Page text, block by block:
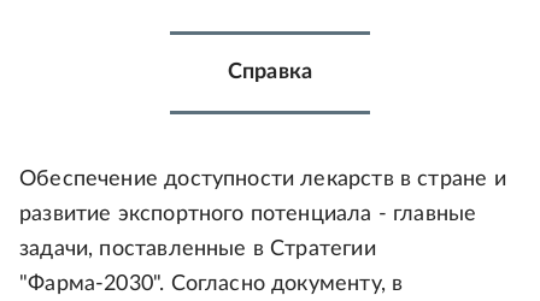
Справка
Обеспечение доступности лекарств в стране и
развитие экспортного потенциала - главные
задачи, поставленные в Стратегии
"Фарма-2030". Согласно документу, в